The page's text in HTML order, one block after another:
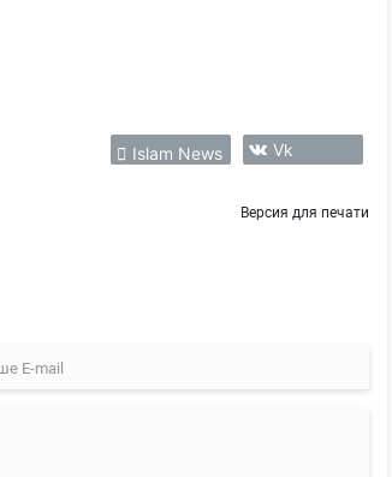
Islam News Vk
Версия для печати